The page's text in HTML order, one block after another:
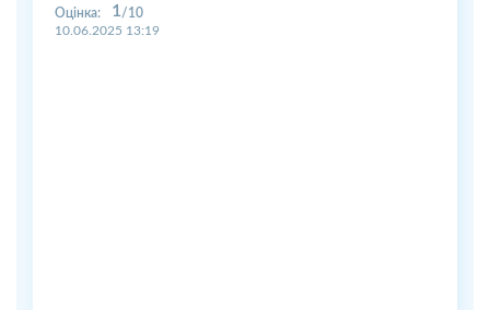
Оцінка: 1
10
10.06.2025 13:19